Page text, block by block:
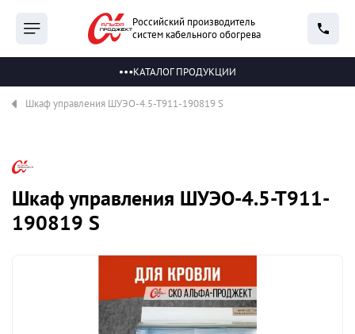
Российский производитель
систем кабельного обогрева
КАТАЛОГ ПРОДУКЦИИ
Шкаф управления ШУЭО-4.5-Т911-190819 S
Шкаф управления ШУЭО-4.5-Т911-
190819 S